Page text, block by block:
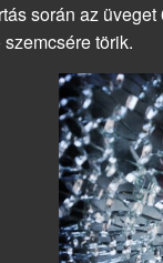
során az
törik.